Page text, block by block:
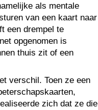
als mentale
van een kaart naar
een drempel te
opgenomen is
thuis zit of een
verschil. Toen ze een
zich dat ze die